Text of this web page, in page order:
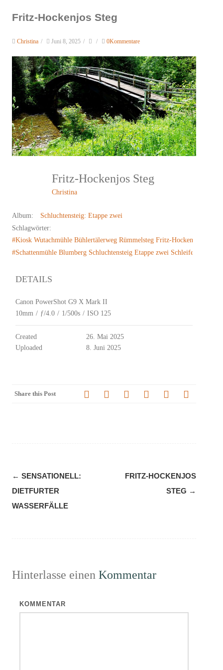
Fritz-Hockenjos Steg
Christina / Juni 8, 2025 / / 0Kommentare
Fritz-Hockenjos Steg
Christina
Album:
Schluchtensteig: Etappe zwei
Schlagwörter:
#Kiosk Wutachmühle Bühlertälerweg Rümmelsteg Fritz-Hockenjos Steg
#Schattenmühle Blumberg Schluchtensteig Etappe zwei
DETAILS
Canon PowerShot G9 X Mark II
10mm / ƒ/4.0 / 1/500s / ISO 125
Created
26. Mai 2025
Uploaded
8. Juni 2025
Share this Post
Navigation
(Beiträge)
← SENSATIONELL:
DIETFURTER
WASSERFÄLLE
FRITZ-HOCKENJOS
STEG →
Hinterlasse einen Kommentar
KOMMENTAR